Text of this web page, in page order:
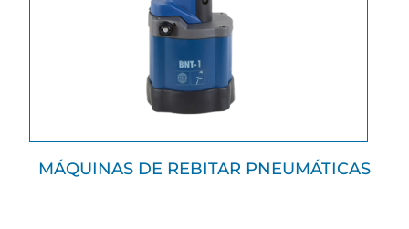
MÁQUINAS DE REBITAR PNEUMÁTICAS